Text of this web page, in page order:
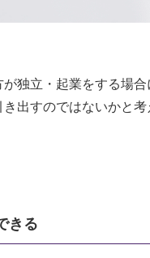
独立・起業をする場
出すのではないかと
きる